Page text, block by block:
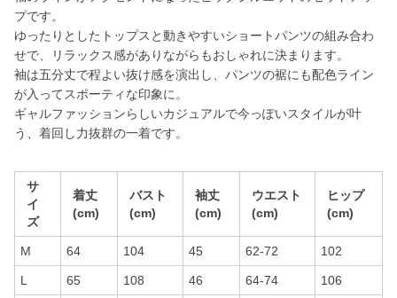
プです。
ゆったりとしたトップスと動きやすいショートパンツの組み合わ
せで、リラックス感がありながらもおしゃれに決まります。
袖は五分丈で程よい抜け感を演出し、パンツの裾にも配色ライン
が入ってスポーティな印象に。
ギャルファッションらしいカジュアルで今っぽいスタイルが叶
う、着回し力抜群の一着です。
サ
イ
ズ
着丈
(cm)
バスト
(cm)
袖丈
(cm)
ウエスト
(cm)
ヒップ
(cm)
M 64 104 45 62-72 102
L 65 108 46 64-74 106